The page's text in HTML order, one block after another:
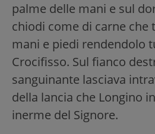
palme delle mani e sul
chiodi come di carne che
mani e piedi rendendolo
Crocifisso. Sul fianco
sanguinante lasciava
della lancia che Longino
inerme del Signore.